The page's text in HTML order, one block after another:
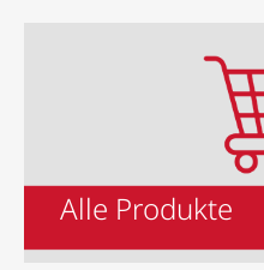
Alle Produkte